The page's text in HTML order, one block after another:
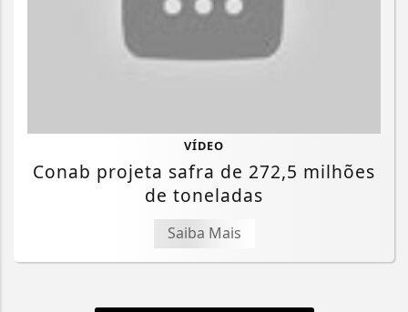
VÍDEO
Conab projeta safra de 272,5 milhões
de toneladas
Saiba Mais